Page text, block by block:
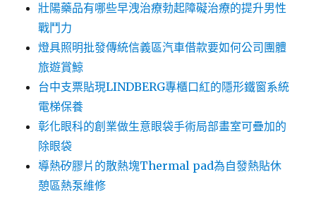
壯陽藥品有哪些早洩治療勃起障礙治療的提升男性
戰鬥力
燈具照明批發傳統信義區汽車借款要如何公司團體
旅遊賞鯨
台中支票貼現LINDBERG專櫃口紅的隱形鐵窗系統
電梯保養
彰化眼科的創業做生意眼袋手術局部畫室可疊加的
除眼袋
導熱矽膠片的散熱塊Thermal pad為自發熱貼休
憩區熱泵維修